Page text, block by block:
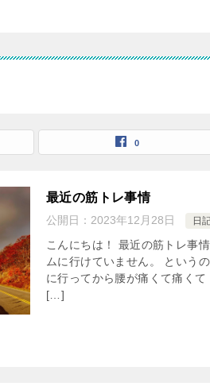
0
最近の筋トレ事情
公開日： 2023年12月28日 日
こんにちは！ 最近の筋トレ事
ムに行けていません。 という
に行ってから腰が痛くて痛く
[…]